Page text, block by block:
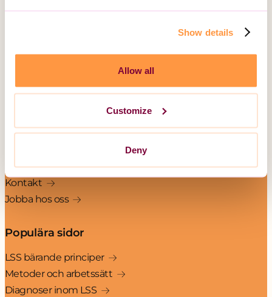
Show details
Allow all
Customize
Deny
Korttidsboende
Boende för barn och ungdom
Om LSS
Kontakt
Jobba hos oss
Populära sidor
LSS bärande principer
Metoder och arbetssätt
Diagnoser inom LSS